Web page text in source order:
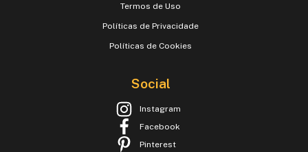
Termos de Uso
Políticas de Privacidade
Políticas de Cookies
Social
Instagram
Facebook
Pinterest